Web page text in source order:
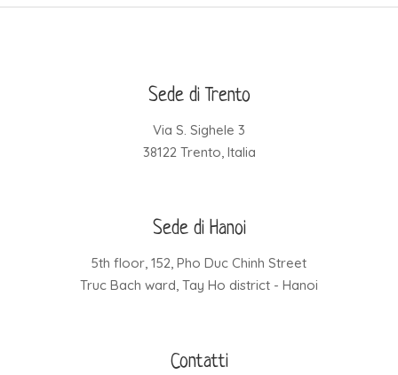
Sede di Trento
Via S. Sighele 3
38122 Trento, Italia
Sede di Hanoi
5th floor, 152, Pho Duc Chinh Street
Truc Bach ward, Tay Ho district - Hanoi
Contatti